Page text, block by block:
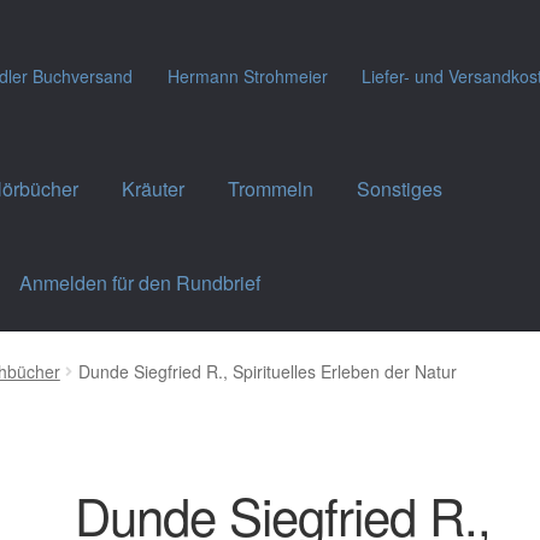
Buchversand Hermann Strohmeier Liefer- und
Kräuter Trommeln Sonstiges
Anmelden für den Rundbrief
Dunde Siegfried R., Spirituelles Erleben der Natur
Dunde Siegfried R.,